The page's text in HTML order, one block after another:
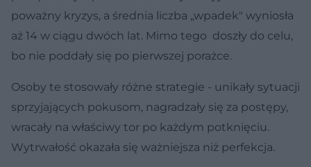
poważny kryzys, a średnia liczba „wpadek" wyniosła
aż 14 w ciągu dwóch lat. Mimo tego doszły do celu,
bo nie poddały się po pierwszej porażce.
Osoby te stosowały różne strategie - unikały sytuacji
sprzyjających pokusom, nagradzały się za postępy,
wracały na właściwy tor po każdym potknięciu.
Wytrwałość okazała się ważniejsza niż perfekcja.